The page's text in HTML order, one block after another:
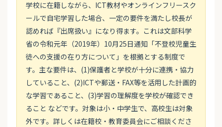
学校に在籍しながら、ICT教材やオンラインフリースク
ールで自宅学習した場合、一定の要件を満たし校長が
認めれば『出席扱い』になり得ます。これは文部科学
省の令和元年（2019年）10月25日通知「不登校児童生
徒への支援の在り方について」を根拠とする制度で
す。主な要件は、(1)保護者と学校が十分に連携・協力
していること、(2)ICTや郵送・FAX等を活用した計画的
な学習であること、(3)学習の理解度を学校が確認でき
ること などです。対象は小・中学生で、高校生は対象
外です。詳しくは在籍校・教育委員会にご相談くださ